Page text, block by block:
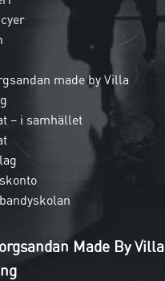
made by Villa
– i samhället
Made By Villa